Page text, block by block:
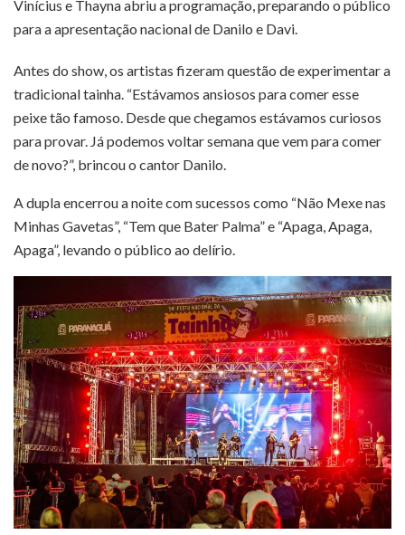
Vinícius e Thayna abriu a programação, preparando o público
para a apresentação nacional de Danilo e Davi.
Antes do show, os artistas fizeram questão de experimentar a
tradicional tainha. “Estávamos ansiosos para comer esse
peixe tão famoso. Desde que chegamos estávamos curiosos
para provar. Já podemos voltar semana que vem para comer
de novo?”, brincou o cantor Danilo.
A dupla encerrou a noite com sucessos como “Não Mexe nas
Minhas Gavetas”, “Tem que Bater Palma” e “Apaga, Apaga,
Apaga”, levando o público ao delírio.